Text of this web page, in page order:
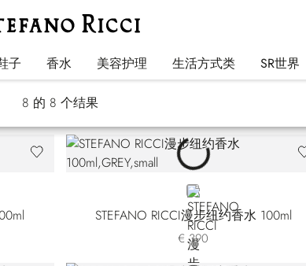
子 香水 美容护理 生活方式类 SR世界
of the World
8 的 8 个结果
GREY
STEFANO RICCI漫步纽约香水 100ml
€ 390